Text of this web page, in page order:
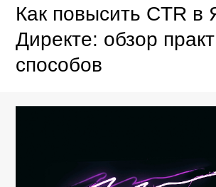
Как повысить CTR в
Директе: обзор
способов